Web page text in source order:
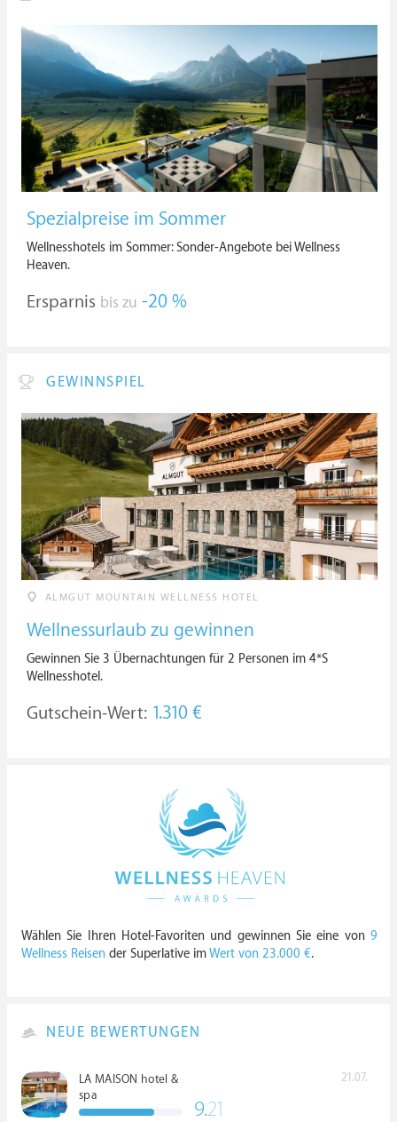
Spezialpreise im Sommer
Wellnesshotels im Sommer: Sonder-Angebote bei Wellness
Heaven.
Ersparnis bis zu -20 %
GEWINNSPIEL
ALMGUT MOUNTAIN WELLNESS HOTEL
Wellnessurlaub zu gewinnen
Gewinnen Sie 3 Übernachtungen für 2 Personen im 4*S
Wellnesshotel.
Gutschein-Wert: 1.310 €
Wählen Sie Ihren Hotel-Favoriten und gewinnen Sie eine von 9
Wellness Reisen der Superlative imWert von 23.000 €.
NEUE BEWERTUNGEN
LA MAISON hotel &
spa
21.07.
9.21